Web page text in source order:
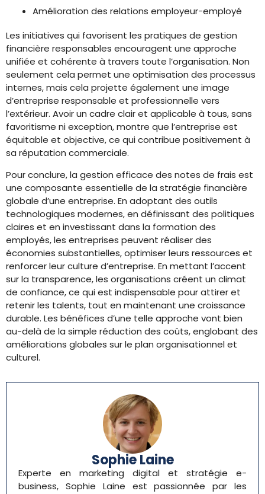
Amélioration des relations employeur-employé
Les initiatives qui favorisent les pratiques de gestion
financière responsables encouragent une approche
unifiée et cohérente à travers toute l’organisation. Non
seulement cela permet une optimisation des processus
internes, mais cela projette également une image
d’entreprise responsable et professionnelle vers
l’extérieur. Avoir un cadre clair et applicable à tous, sans
favoritisme ni exception, montre que l’entreprise est
équitable et objective, ce qui contribue positivement à
sa réputation commerciale.
Pour conclure, la gestion efficace des notes de frais est
une composante essentielle de la stratégie financière
globale d’une entreprise. En adoptant des outils
technologiques modernes, en définissant des politiques
claires et en investissant dans la formation des
employés, les entreprises peuvent réaliser des
économies substantielles, optimiser leurs ressources et
renforcer leur culture d’entreprise. En mettant l’accent
sur la transparence, les organisations créent un climat
de confiance, ce qui est indispensable pour attirer et
retenir les talents, tout en maintenant une croissance
durable. Les bénéfices d’une telle approche vont bien
au-delà de la simple réduction des coûts, englobant des
améliorations globales sur le plan organisationnel et
culturel.
Sophie Laine
Experte en marketing digital et stratégie e-
business, Sophie Laine est passionnée par les